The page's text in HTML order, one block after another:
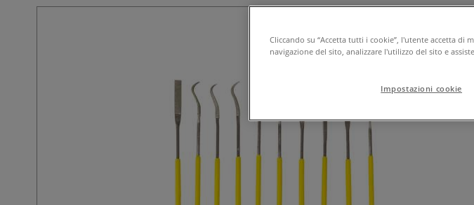
Cliccando su “Accetta tutti i cookie”, l'utente accetta di
navigazione del sito, analizzare l'utilizzo del sito e
Impostazioni cookie